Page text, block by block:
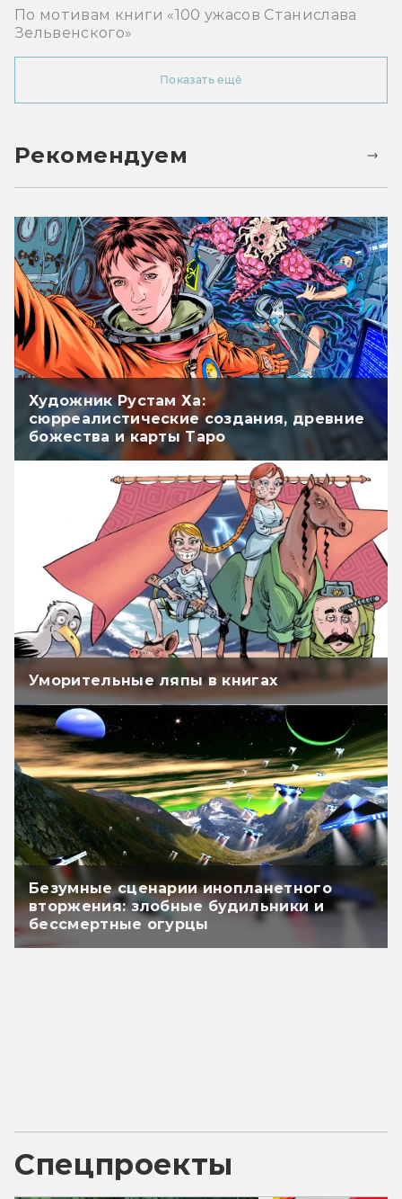
По мотивам книги «100 ужасов Станислава
Зельвенского»
Показать ещё
Рекомендуем
Художник Рустам Ха:
сюрреалистические создания, древние
божества и карты Таро
Уморительные ляпы в книгах
Безумные сценарии инопланетного
вторжения: злобные будильники и
бессмертные огурцы
Спецпроекты